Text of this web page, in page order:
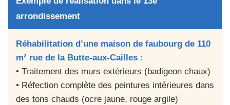
arrondissement
Réhabilitation d’une maison de faubourg de 110
m² rue de la Butte-aux-Cailles :
• Traitement des murs extérieurs (badigeon chaux)
• Réfection complète des peintures intérieures dans
des tons chauds (ocre jaune, rouge argile)